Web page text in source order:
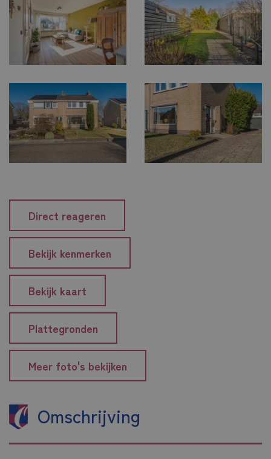
Direct reageren
Bekijk kenmerken
Bekijk kaart
Plattegronden
Meer foto's bekijken
Omschrijving